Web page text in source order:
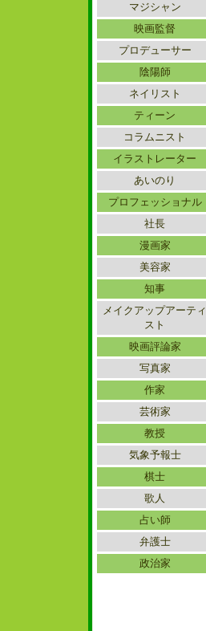
マジシャン
映画監督
プロデューサー
陰陽師
ネイリスト
ティーン
コラムニスト
イラストレーター
あいのり
プロフェッショナル
社長
漫画家
美容家
知事
メイクアップアーティ
スト
映画評論家
写真家
作家
芸術家
教授
気象予報士
棋士
歌人
占い師
弁護士
政治家